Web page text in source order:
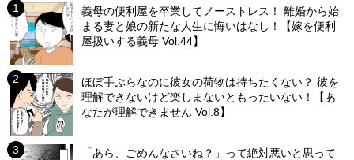
義母の便利屋を卒業してノーストレス！ 離婚から始
まる妻と娘の新たな人生に悔いはなし！【嫁を便利
屋扱いする義母 Vol.44】
ほぼ手ぶらなのに彼女の荷物は持ちたくない？ 彼を
理解できないけど楽しまないともったいない！【あ
なたが理解できません Vol.8】
「あら、ごめんなさいね？」って絶対悪いと思って